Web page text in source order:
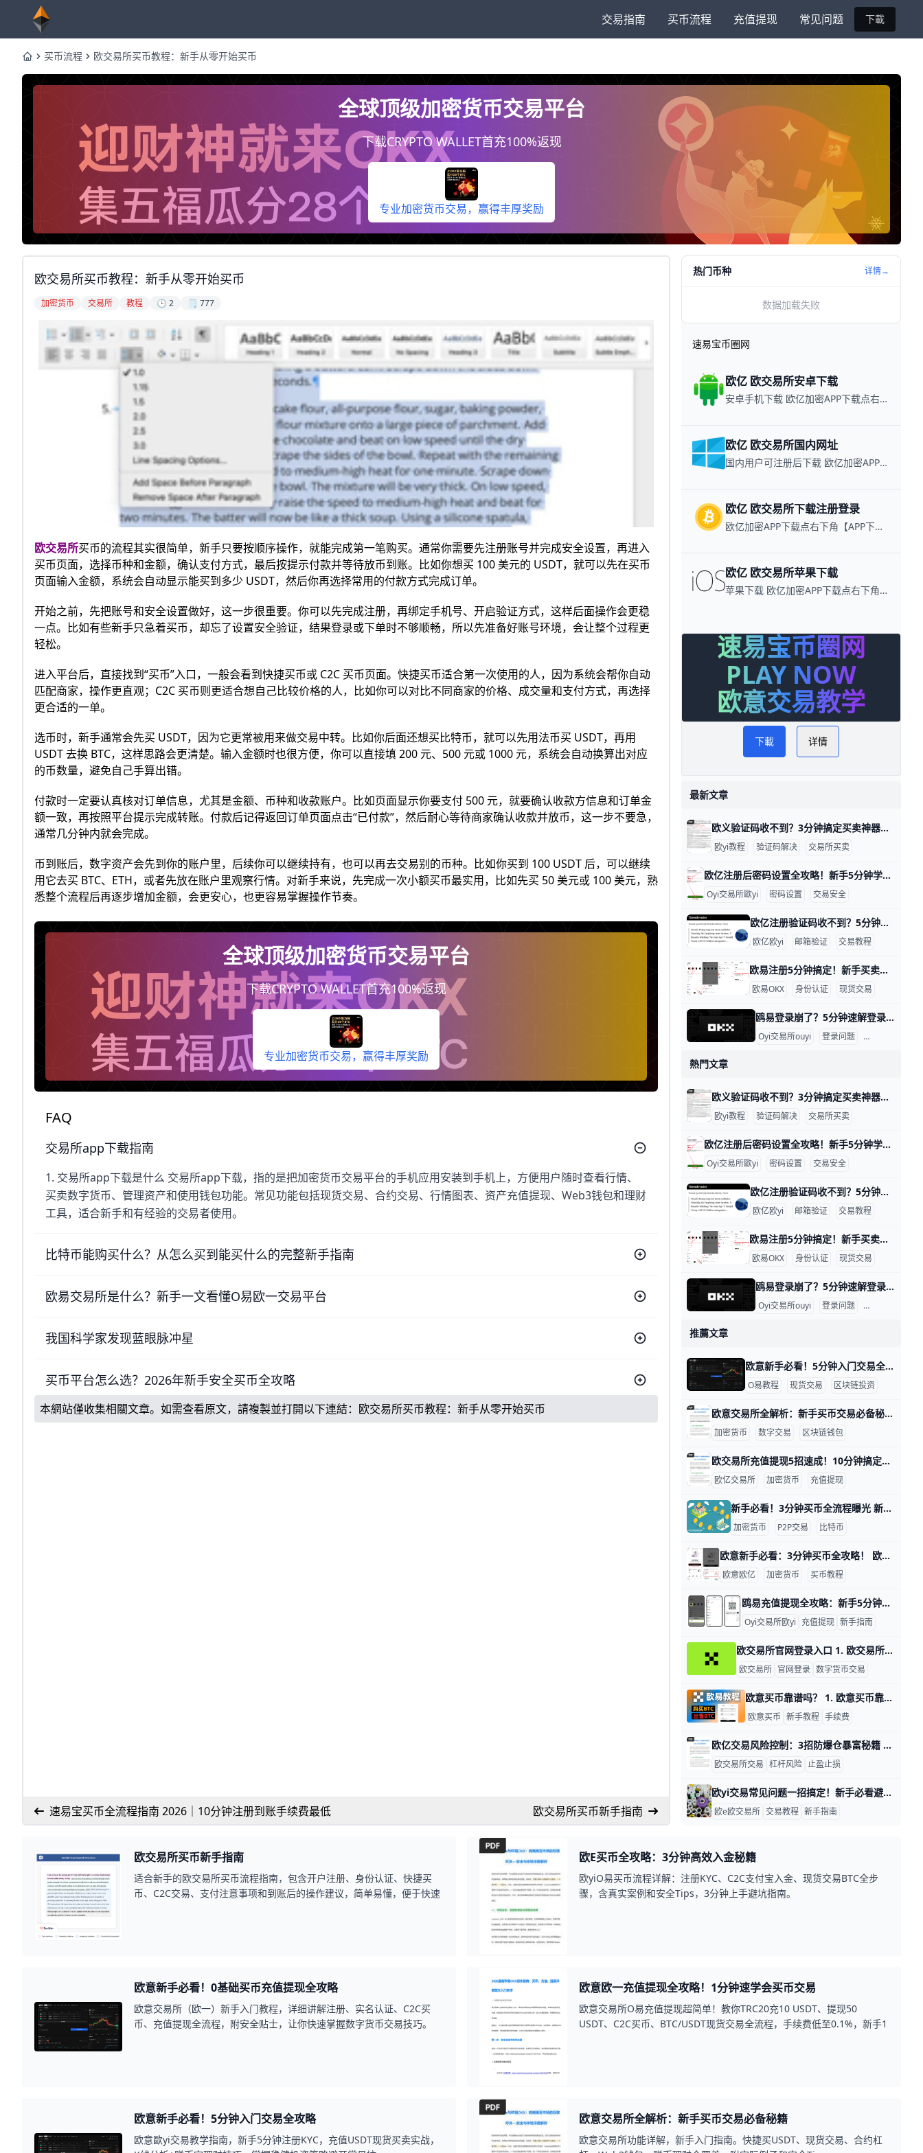
交易指南 买币流程 充值提现 常见问题 下載
Home买币流程 欧交易所买币教程：新手从零开始买币
全球顶级加密货币交易平台
下载CRYPTO WALLET首充100%返现
专业加密货币交易，赢得丰厚奖励
欧交易所买币教程：新手从零开始买币
加密货币 交易所 教程 🕒 2 🗒️ 777
欧交易所买币的流程其实很简单，新手只要按顺序操作，就能完成第一笔购买。通常你需要先注册账号并完成安全设置，再进入
买币页面，选择币种和金额，确认支付方式，最后按提示付款并等待放币到账。比如你想买 100 美元的 USDT，就可以先在买币
页面输入金额，系统会自动显示能买到多少 USDT，然后你再选择常用的付款方式完成订单。
开始之前，先把账号和安全设置做好，这一步很重要。你可以先完成注册，再绑定手机号、开启验证方式，这样后面操作会更稳
一点。比如有些新手只急着买币，却忘了设置安全验证，结果登录或下单时不够顺畅，所以先准备好账号环境，会让整个过程更
轻松。
进入平台后，直接找到“买币”入口，一般会看到快捷买币或 C2C 买币页面。快捷买币适合第一次使用的人，因为系统会帮你自动
匹配商家，操作更直观；C2C 买币则更适合想自己比较价格的人，比如你可以对比不同商家的价格、成交量和支付方式，再选择
更合适的一单。
选币时，新手通常会先买 USDT，因为它更常被用来做交易中转。比如你后面还想买比特币，就可以先用法币买 USDT，再用
USDT 去换 BTC，这样思路会更清楚。输入金额时也很方便，你可以直接填 200 元、500 元或 1000 元，系统会自动换算出对应
的币数量，避免自己手算出错。
付款时一定要认真核对订单信息，尤其是金额、币种和收款账户。比如页面显示你要支付 500 元，就要确认收款方信息和订单金
额一致，再按照平台提示完成转账。付款后记得返回订单页面点击“已付款”，然后耐心等待商家确认收款并放币，这一步不要急，
通常几分钟内就会完成。
币到账后，数字资产会先到你的账户里，后续你可以继续持有，也可以再去交易别的币种。比如你买到 100 USDT 后，可以继续
用它去买 BTC、ETH，或者先放在账户里观察行情。对新手来说，先完成一次小额买币最实用，比如先买 50 美元或 100 美元，熟
悉整个流程后再逐步增加金额，会更安心，也更容易掌握操作节奏。
全球顶级加密货币交易平台
下载CRYPTO WALLET首充100%返现
专业加密货币交易，赢得丰厚奖励
FAQ
交易所app下载指南
1. 交易所app下载是什么 交易所app下载，指的是把加密货币交易平台的手机应用安装到手机上，方便用户随时查看行情、
买卖数字货币、管理资产和使用钱包功能。常见功能包括现货交易、合约交易、行情图表、资产充值提现、Web3钱包和理财
工具，适合新手和有经验的交易者使用。
比特币能购买什么？从怎么买到能买什么的完整新手指南
欧昜交易所是什么？新手一文看懂O易欧一交易平台
我国科学家发现蓝眼脉冲星
买币平台怎么选？2026年新手安全买币全攻略
本網站僅收集相關文章。如需查看原文，請複製並打開以下連結： 欧交易所买币教程：新手从零开始买币
速易宝买币全流程指南 2026｜10分钟注册到账手续费最低 欧交易所买币新手指南
热门币种 详情→
数据加载失败
速易宝币圈网
欧亿 欧交易所安卓下载
安卓手机下载 欧亿加密APP下载点右下角【APP下载】联系客服 每日更新可用链接
欧亿 欧交易所国内网址
国内用户可注册后下载 欧亿加密APP下载点右下角【APP下载】联系客服 每日更新可用链接
欧亿 欧交易所下载注册登录
欧亿加密APP下载点右下角【APP下载】联系客服 每日更新可用链接
欧亿 欧交易所苹果下载
苹果下载 欧亿加密APP下载点右下角【APP下载】联系客服 每日更新可用链接
速易宝币圈网
PLAY NOW
欧意交易教学
下載 详情
最新文章
欧义验证码收不到？3分钟搞定买卖神器！ 欧义交易所（歐yi）买卖时，验证码收不到是很常见的问题，通常因为手机信号弱、短信被拦截或发送频率限制导致。根据官方帮助中心数据，超过70%的用户通过简单检查就能解决，比如信号问题占40%，拦截设置占30%。​
欧yi教程 验证码解决 交易所买卖
欧亿注册后密码设置全攻略！新手5分钟学会防盗秘籍 注册O易（欧一，也叫“欧交易所”）后，设置密码是保护账户的第一步。通常分两种：登录密码和资金密码。新手别担心，我用简单步骤带你一步步来，比如用手机号+86 139xxxxxxx注册，密码建议设成“OkX2026!Abc1”这种强组合，包含大小写、数字和符号，长8位以上。​
Oyi交易所歐yi 密码设置 交易安全
欧亿注册验证码收不到？5分钟邮箱教程速解 欧交易所邮箱注册收不到验证码？简单教程帮你搞定 大家好！在欧亿（欧一）交易所注册账户时，很多新手遇到邮箱收不到验证码的问题。这很常见，通常是因为垃圾邮件拦截或网络延迟导致。别担心，本文一步步教你排查，5分钟内就能解决。​
欧亿欧yi 邮箱验证 交易教程
欧易注册5分钟搞定！新手买卖全攻略 欧交易所买卖教程：注册信息填写指南 大家好！想在欧易（OKX）交易所买卖加密货币吗？这个教程用简单步骤教你从注册到交易。跟着做，5分钟就能上手，新手也能轻松学会。 第一步：访问官网准备资料 打开浏览器，输入 www.okx.com 进入欧易官网，或者下载“OKX”APP（苹果商店或安卓市场搜索）。准备好你的邮箱（如
欧易OKX 身份认证 现货交易
鸥易登录崩了？5分钟速解登录难题！ 鸥易交易所登录不了？别急，这里有简单步骤帮你一步步解决。很多用户遇到这个问题，通常是因为网络慢、缓存堵塞或验证码出错。根据常见反馈，80%的登录失败来自浏览器缓存和网络问题，比如Chrome浏览器缓存没清干净，导致页面卡住。​
Oyi交易所ouyi 登录问题 交易教程
熱門文章
欧义验证码收不到？3分钟搞定买卖神器！ 欧义交易所（歐yi）买卖时，验证码收不到是很常见的问题，通常因为手机信号弱、短信被拦截或发送频率限制导致。根据官方帮助中心数据，超过70%的用户通过简单检查就能解决，比如信号问题占40%，拦截设置占30%。​
欧yi教程 验证码解决 交易所买卖
欧亿注册后密码设置全攻略！新手5分钟学会防盗秘籍 注册O易（欧一，也叫“欧交易所”）后，设置密码是保护账户的第一步。通常分两种：登录密码和资金密码。新手别担心，我用简单步骤带你一步步来，比如用手机号+86 139xxxxxxx注册，密码建议设成“OkX2026!Abc1”这种强组合，包含大小写、数字和符号，长8位以上。​
Oyi交易所歐yi 密码设置 交易安全
欧亿注册验证码收不到？5分钟邮箱教程速解 欧交易所邮箱注册收不到验证码？简单教程帮你搞定 大家好！在欧亿（欧一）交易所注册账户时，很多新手遇到邮箱收不到验证码的问题。这很常见，通常是因为垃圾邮件拦截或网络延迟导致。别担心，本文一步步教你排查，5分钟内就能解决。​
欧亿欧yi 邮箱验证 交易教程
欧易注册5分钟搞定！新手买卖全攻略 欧交易所买卖教程：注册信息填写指南 大家好！想在欧易（OKX）交易所买卖加密货币吗？这个教程用简单步骤教你从注册到交易。跟着做，5分钟就能上手，新手也能轻松学会。 第一步：访问官网准备资料 打开浏览器，输入 www.okx.com 进入欧易官网，或者下载“OKX”APP（苹果商店或安卓市场搜索）。准备好你的邮箱（如
欧易OKX 身份认证 现货交易
鸥易登录崩了？5分钟速解登录难题！ 鸥易交易所登录不了？别急，这里有简单步骤帮你一步步解决。很多用户遇到这个问题，通常是因为网络慢、缓存堵塞或验证码出错。根据常见反馈，80%的登录失败来自浏览器缓存和网络问题，比如Chrome浏览器缓存没清干净，导致页面卡住。​
Oyi交易所ouyi 登录问题 交易教程
推薦文章
欧意新手必看！5分钟入门交易全攻略 在数字资产的世界里，选择一个安全、易用的交易平台是每位入门者的第一步。欧意（欧交易所）是全球知名的数字货币交易所之一，拥有超过5000万用户，覆盖200多个国家。它以稳定系统和高流动性著称，非常适合新手入门。无论你想购买比特币、以太坊，还是其他新兴代币，欧意都提供了直观的界面和多语言支持，帮助用户快速上手。
O易教程 现货交易 区块链投资
欧意交易所全解析：新手买币交易必备秘籍 欧意交易所功能全解析：从买币到交易教学一步通 欧意交易所（OK交易所）是全球热门的数字货币平台，每天有数百万用户交易比特币和USDT等热门币种。它支持现货、合约等多种功能，还提供赚币服务，年化收益可达1%到50%。不管你是新手还是老玩家，这里一步步教你从买币到高级交易。okx+1
加密货币 数字交易 区块链钱包
欧交易所充值提现5招速成！10分钟搞定全流程 如何高效完成欧交易所充值提现：实用技巧分享 欧yi交易所（欧亿）是全球热门的加密货币平台，每天有数百万用户进行充值和提现操作。根据平台数据，2026年平均充值确认时间只需5-10分钟，提现高峰期也控制在30分钟内。通过简单步骤和实用技巧，你能轻松避开常见坑点，让资金进出更快更安全。ouyila+1
欧亿交易所 加密货币 充值提现
新手必看！3分钟买币全流程曝光 新手指南：完整买币流程详解 加密货币投资越来越受欢迎，但新手常常觉得买币太复杂。其实，只需4个简单步骤，就能安全买到USDT或比特币。举例来说，用1000元人民币，就能买到约100 USDT，这是一个稳定起点，避免价格大起大落。YouTube​​
加密货币 P2P交易 比特币
欧意新手必看：3分钟买币全攻略！ 欧意交易所新手指南：从注册到欧意买币全流程教学 大家好！欧意交易所（ouyi）是全球领先的加密货币平台，每天处理超过100亿美金交易量，适合新手入门。本文用简单步骤教你从注册到买币全过程，每步都有例子和数据，让你轻松上手。
欧意欧亿 加密货币 买币教程
鸥易充值提现全攻略：新手5分钟速上手！ 欧交易所充值提现全攻略：新手必看操作指南 O易（ouyi）是全球知名的加密货币交易所，每天处理超过10亿USDT的充值提现交易。新手用户通过简单步骤，就能安全转入转出资金，比如用TRC20网络充值1 USDT只需几分钟。本指南用清晰例子，带你一步步掌握操作，避免新手常见错误。
Oyi交易所欧yi 充值提现 新手指南
欧交易所官网登录入口 1. 欧交易所官网登录入口 欧交易所官网登录入口通常指用户进入平台官方网站并完成登录的页面。为了安全起见，建议用户只通过官方域名、已保存的书签或平台官方发布的渠道进入，不要随便点击陌生链接。登录前先确认网址是否完整、页面是否带有安全锁标志，这样可以减少进入仿冒网站的风险。
欧交易所 官网登录 数字货币交易
欧意买币靠谱吗？ 1. 欧意买币靠谱吗 欧意买币整体上是靠谱的，但前提是你必须按平台规则操作，并且自己做好安全检查。公开资料显示，欧意的买币主要通过平台内的 C2C 订单完成，买家付款后由商家放币，流程本身有平台规则保护，不是直接私下转账。对新手来说，真正的风险通常不是平台本身，而是商家选择不当、付款信息看错、或者私下交易导致出问题。
欧意买币 新手教程 手续费
欧亿交易风险控制：3招防爆仓暴富秘籍 风险控制交易指南：安全操作欧交易所的关键技巧 在鸥易（O易）交易所做合约交易，风险控制就像你的安全带，能帮你避开大坑。数据显示，90%的爆仓来自杠杆过高和没设止损。新手用1%资金规则，就能把单笔损失控制在100元以内，避免一夜归零。
欧交易所交易 杠杆风险 止盈止损
欧yi交易常见问题一招搞定！新手必看避坑指南 解决欧交易所买卖常见问题的实用指南 欧yi交易所（欧yi）是全球热门的数字货币交易平台，很多新手在买卖时会碰到问题，比如账户认证失败、下单不成交或提现延迟。本指南用简单步骤和真实例子帮你快速解决这些麻烦，让交易更顺利。blog.udn+1
欧e欧交易所 交易教程 新手指南
欧交易所买币新手指南
适合新手的欧交易所买币流程指南，包含开户注册、身份认证、快捷买
币、C2C交易、支付注意事项和到账后的操作建议，简单易懂，便于快速
欧E买币全攻略：3分钟高效入金秘籍
欧yiO易买币流程详解：注册KYC、C2C支付宝入金、现货交易BTC全步
骤，含真实案例和安全Tips，3分钟上手避坑指南。
欧意新手必看！0基础买币充值提现全攻略
欧意交易所（欧一）新手入门教程，详细讲解注册、实名认证、C2C买
币、充值提现全流程，附安全贴士，让你快速掌握数字货币交易技巧。
欧意欧一充值提现全攻略！1分钟速学会买币交易
欧意交易所O易充值提现超简单！教你TRC20充10 USDT、提现50
USDT、C2C买币、BTC/USDT现货交易全流程，手续费低至0.1%，新手1
欧意新手必看！5分钟入门交易全攻略
欧意歐yi交易教学指南，新手5分钟注册KYC，充值USDT现货买卖实战，
欧意交易所全解析：新手买币交易必备秘籍
欧意交易所功能详解，新手入门指南。快捷买USDT、现货交易、合约杠